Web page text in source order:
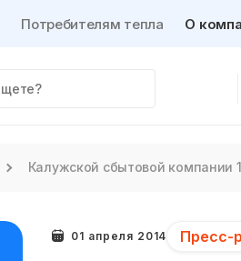
Потребителям тепла О
Калужской сбытовой компании
01 апреля 2014 Пресс-